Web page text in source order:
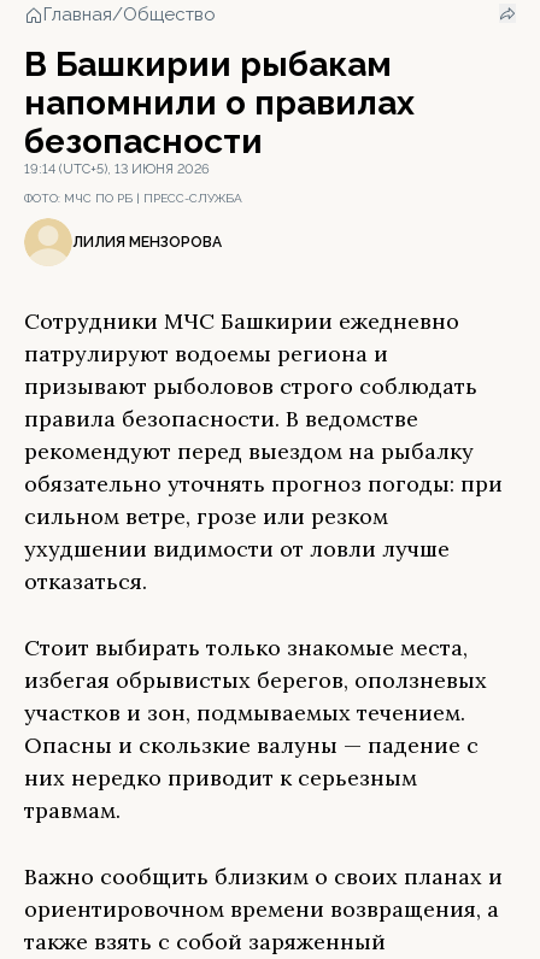
Главная/Общество
В Башкирии рыбакам
напомнили о правилах
безопасности
19:14 (UTC+5), 13 ИЮНЯ 2026
ФОТО: МЧС ПО РБ | ПРЕСС-СЛУЖБА
ЛИЛИЯ МЕНЗОРОВА
Сотрудники МЧС Башкирии ежедневно
патрулируют водоемы региона и
призывают рыболовов строго соблюдать
правила безопасности. В ведомстве
рекомендуют перед выездом на рыбалку
обязательно уточнять прогноз погоды: при
сильном ветре, грозе или резком
ухудшении видимости от ловли лучше
отказаться.
Стоит выбирать только знакомые места,
избегая обрывистых берегов, оползневых
участков и зон, подмываемых течением.
Опасны и скользкие валуны — падение с
них нередко приводит к серьезным
травмам.
Важно сообщить близким о своих планах и
ориентировочном времени возвращения, а
также взять с собой заряженный